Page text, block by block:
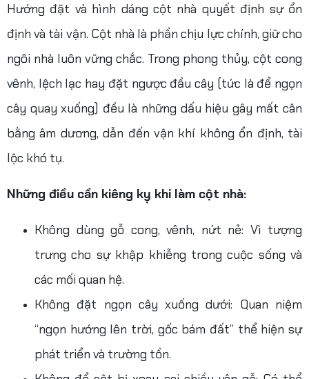
Hướng đặt và hình dáng cột nhà quyết định sự ổn
định và tài vận. Cột nhà là phần chịu lực chính, giữ cho
ngôi nhà luôn vững chắc. Trong phong thủy, cột cong
vênh, lệch lạc hay đặt ngược đầu cây (tức là để ngọn
cây quay xuống) đều là những dấu hiệu gây mất cân
bằng âm dương, dẫn đến vận khí không ổn định, tài
lộc khó tụ.
Những điều cần kiêng kỵ khi làm cột nhà:
Không dùng gỗ cong, vênh, nứt nẻ: Vì tượng
trưng cho sự khập khiễng trong cuộc sống và
các mối quan hệ.
Không đặt ngọn cây xuống dưới: Quan niệm
“ngọn hướng lên trời, gốc bám đất” thể hiện sự
phát triển và trường tồn.